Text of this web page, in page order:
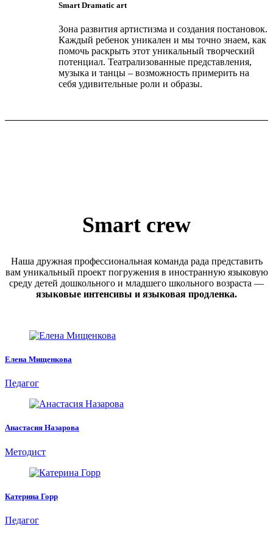
Smart Dramatic art
Зона развития артистизма и создания постановок.
Каждый ребенок уникален и мы точно знаем, как
помочь раскрыть этот уникальный творческий
потенциал. Театрализованные представления,
музыка и танцы – возможность примерить на
себя удивительные роли и образы.
Smart crew
Наша дружная профессиональная команда рада представить
вам уникальный проект погружения в иностранную языковую
среду детей дошкольного и младшего школьного возраста —
языковые интенсивы и языковая продленка.
Елена Мищенкова
Педагог
Анастасия Назарова
Методист
Катерина Горр
Педагог